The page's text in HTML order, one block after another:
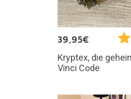
39,95€
Kryptex, die
Vinci Code